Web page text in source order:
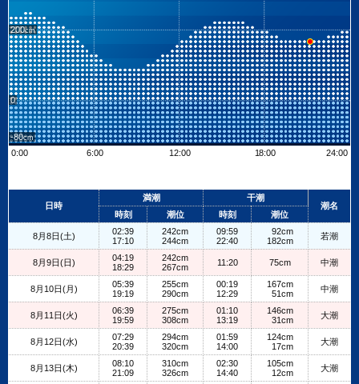
200
0
-80
0:00
6:00 12:00 18:00 24:00
+
日時
満潮
干潮
潮名
時刻
潮位 時刻 潮位
8月8日(土)
02:39
17:10
242cm
244cm
09:59
22:40
92cm
182cm
若潮
8月9日(日)
04:19
18:29
242cm
267cm
11:20 75cm 中潮
8月10日(月)
05:39
19:19
255cm
290cm
00:19
12:29
167cm
51cm
中潮
8月11日(火)
06:39
19:59
275cm
308cm
01:10
13:19
146cm
31cm
大潮
8月12日(水)
07:29
20:39
294cm
320cm
01:59
14:00
124cm
17cm
大潮
8月13日(木)
08:10
21:09
310cm
326cm
02:30
14:40
105cm
12cm
大潮